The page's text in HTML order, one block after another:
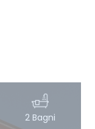
2 Bagni